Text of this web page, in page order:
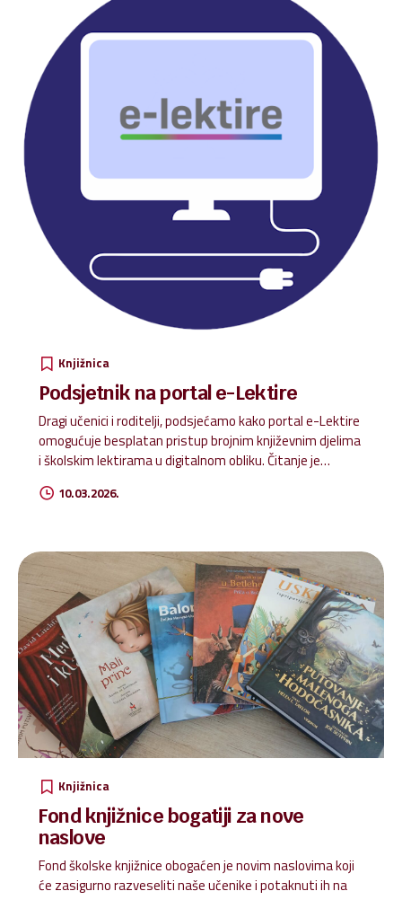
nismo poznavali. Zahvaljujući ovom zanimljivom i
poučnom satu sada ćemo lakše pratiti vremensku
prognozu i bolje razumjeti sve ono o čemu meteorolozi
govore. Sat je bio...
Knjižnica
Podsjetnik na portal e-Lektire
Dragi učenici i roditelji, podsjećamo kako portal e-Lektire
omogućuje besplatan pristup brojnim književnim djelima
i školskim lektirama u digitalnom obliku. Čitanje je
olakšava pristup knjigama u svakom trenutku. Portal je
korisničkih podataka.
10.03.2026.
Knjižnica
Fond knjižnice bogatiji za nove
naslove
Fond školske knjižnice obogaćen je novim naslovima koji
će zasigurno razveseliti naše učenike i potaknuti ih na